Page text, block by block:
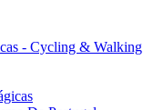
- Cycling & Walking